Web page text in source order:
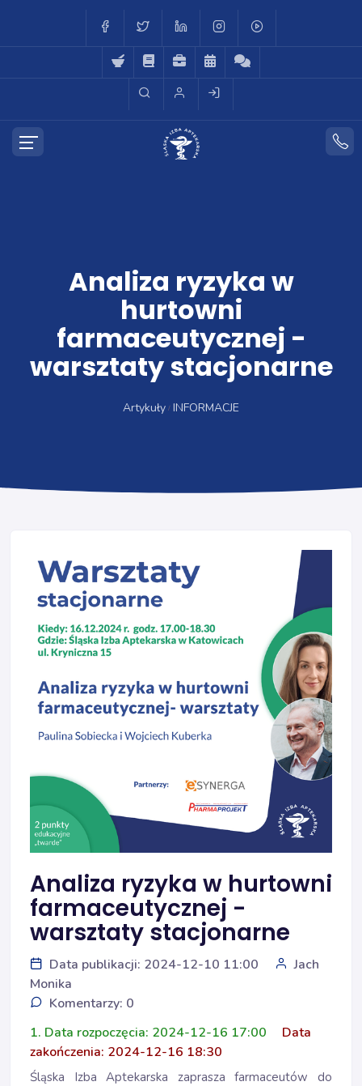
Analiza ryzyka w
hurtowni
farmaceutycznej -
warsztaty stacjonarne
Artykuły INFORMACJE
Analiza ryzyka w hurtowni
farmaceutycznej -
warsztaty stacjonarne
Data publikacji: 2024-12-10 11:00
Jach
Monika
Komentarzy: 0
1. Data rozpoczęcia: 2024-12-16 17:00
Data
zakończenia: 2024-12-16 18:30
Śląska Izba Aptekarska zaprasza farmaceutów do